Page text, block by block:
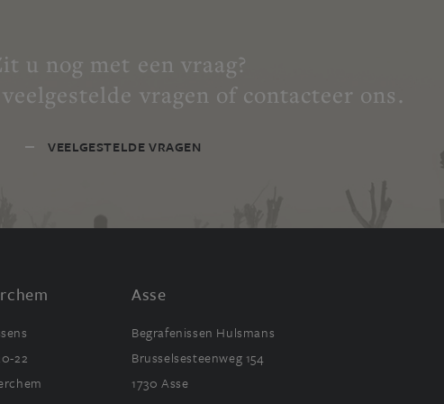
u nog met een vraag?
vragen of contacteer ons.
VEELGESTELDE VRAGEN
22
Asse
Begrafenissen Hulsmans
Brusselsesteenweg 154
1730 Asse